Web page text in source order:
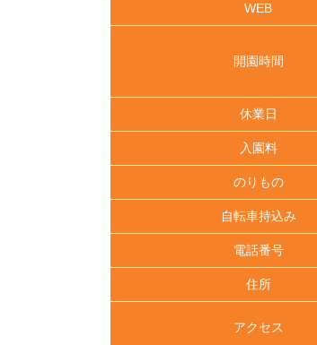
WEB
開園時間
休業日
入園料
のりもの
自転車持込み
電話番号
住所
アクセス